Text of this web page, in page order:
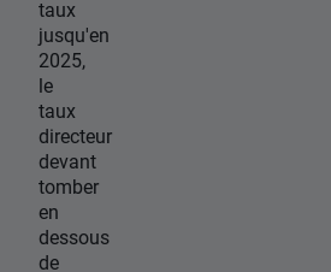
taux
jusqu'en
2025,
le
taux
directeur
devant
tomber
en
dessous
de